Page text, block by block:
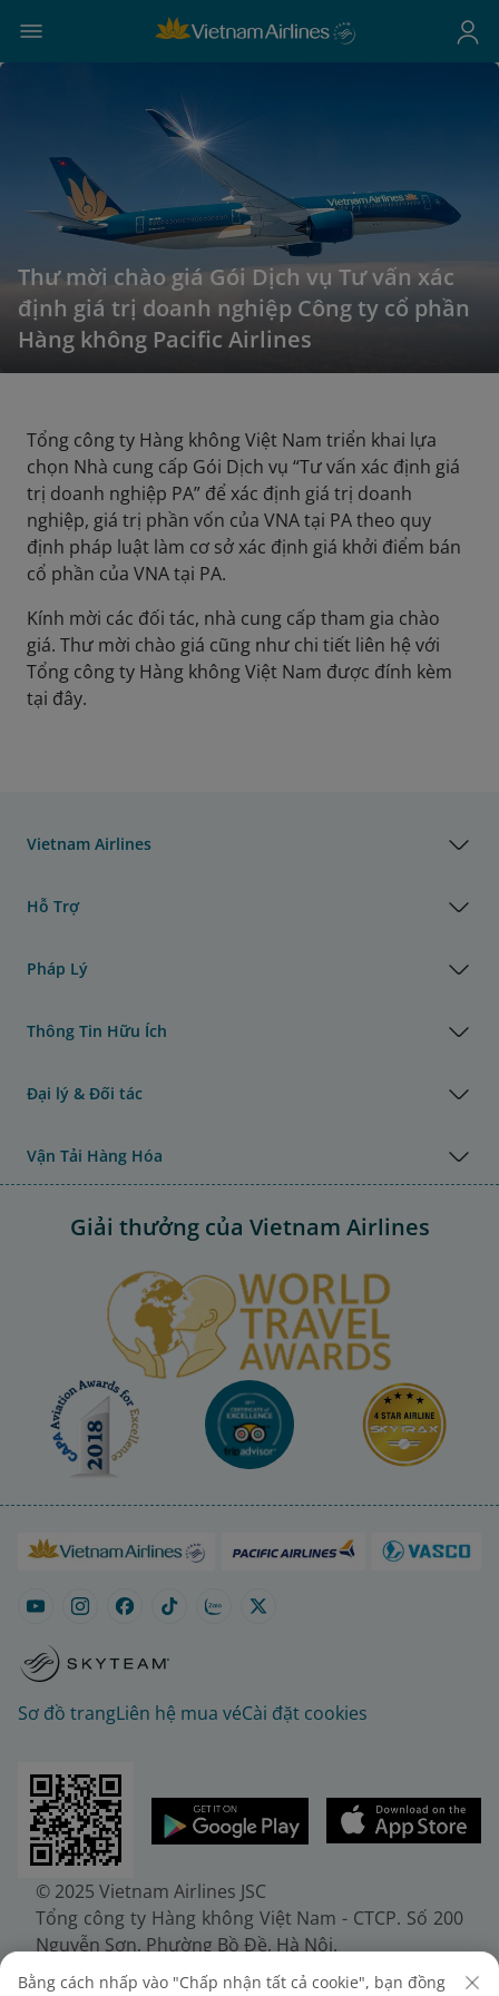
Thư mời chào giá Gói Dịch vụ Tư vấn xác
định giá trị doanh nghiệp Công ty cổ phần
Hàng không Pacific Airlines
Tổng công ty Hàng không Việt Nam triển khai lựa
chọn Nhà cung cấp Gói Dịch vụ “Tư vấn xác định giá
trị doanh nghiệp PA” để xác định giá trị doanh
nghiệp, giá trị phần vốn của VNA tại PA theo quy
định pháp luật làm cơ sở xác định giá khởi điểm bán
cổ phần của VNA tại PA.
Kính mời các đối tác, nhà cung cấp tham gia chào
giá. Thư mời chào giá cũng như chi tiết liên hệ với
Tổng công ty Hàng không Việt Nam được đính kèm
tại đây.
Vietnam Airlines
Hỗ Trợ
Pháp Lý
Thông Tin Hữu Ích
Đại lý & Đối tác
Vận Tải Hàng Hóa
Giải thưởng của Vietnam Airlines
Sơ đồ trangLiên hệ mua véCài đặt cookies
© 2025 Vietnam Airlines JSC
Tổng công ty Hàng không Việt Nam - CTCP. Số 200
Nguyễn Sơn, Phường Bồ Đề, Hà Nội.
Điện thoại: (+84-24) 38272289. Fax: (+84-24)
Bằng cách nhấp vào "Chấp nhận tất cả cookie", bạn đồng